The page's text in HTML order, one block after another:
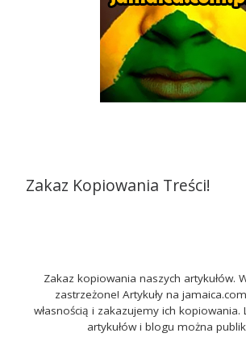
Zakaz Kopiowania Treści!
Zakaz kopiowania naszych artykułów.
zastrzeżone! Artykuły na
własnością i zakazujemy ich kopiowania.
artykułów i blogu można